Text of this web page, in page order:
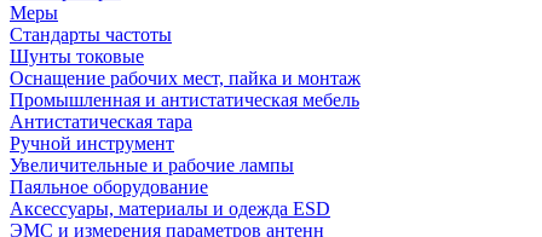
Меры
Стандарты частоты
Шунты токовые
Оснащение рабочих мест, пайка и монтаж
Промышленная и антистатическая мебель
Антистатическая тара
Ручной инструмент
Увеличительные и рабочие лампы
Паяльное оборудование
Аксессуары, материалы и одежда ESD
ЭМС и измерения параметров антенн